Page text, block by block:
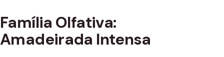
Família Olfativa:
Amadeirada Intensa